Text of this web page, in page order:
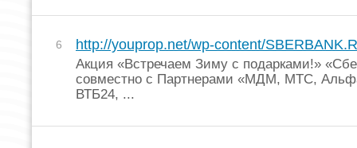
6 http://youprop.net/wp-content/
Акция «Встречаем Зиму с подарками!»
совместно с Партнерами «МДМ, МТС,
ВТБ24, ...